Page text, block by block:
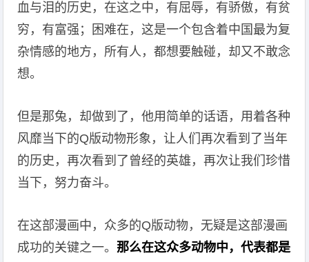
血与泪的历史，在这之中，有屈辱，有骄傲，有贫
穷，有富强；困难在，这是一个包含着中国最为复
杂情感的地方，所有人，都想要触碰，却又不敢念
想。
但是那兔，却做到了，他用简单的话语，用着各种
风靡当下的Q版动物形象，让人们再次看到了当年
的历史，再次看到了曾经的英雄，再次让我们珍惜
当下，努力奋斗。
在这部漫画中，众多的Q版动物，无疑是这部漫画
成功的关键之一。 那么在这众多动物中，代表都是